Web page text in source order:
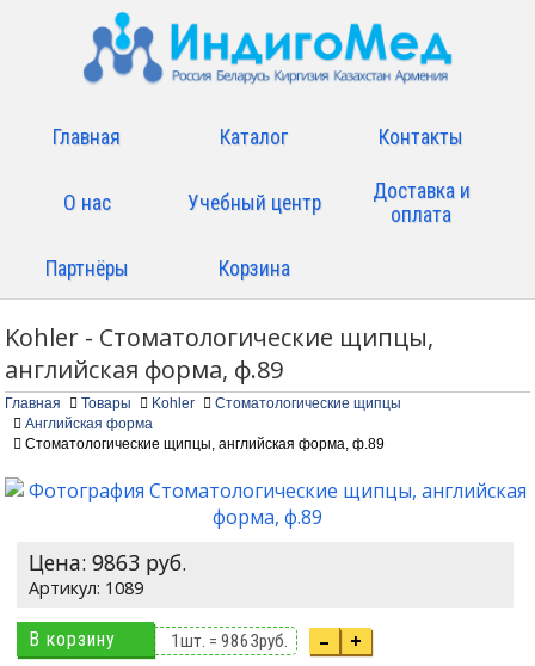
Главная Каталог Контакты
О нас Учебный центр
Доставка и
оплата
Партнёры Корзина
Kohler - Стоматологические щипцы,
английская форма, ф.89
Главная Товары Kohler
Стоматологические щипцы
Английская форма
Стоматологические щипцы, английская форма, ф.89
Цена:9863 руб.
1089
В корзину 1шт. =9863руб. – +